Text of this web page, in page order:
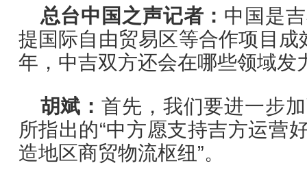
总台中国之声记者： 中国是
提国际自由贸易区等合作项目成
年，中吉双方还会在哪些领域发
胡斌：首先，我们要进一步
所指出的“中方愿支持吉方运营
造地区商贸物流枢纽”。